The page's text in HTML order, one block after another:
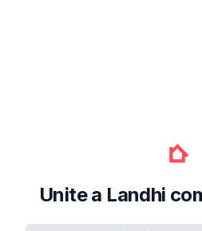
Unite a Landhi